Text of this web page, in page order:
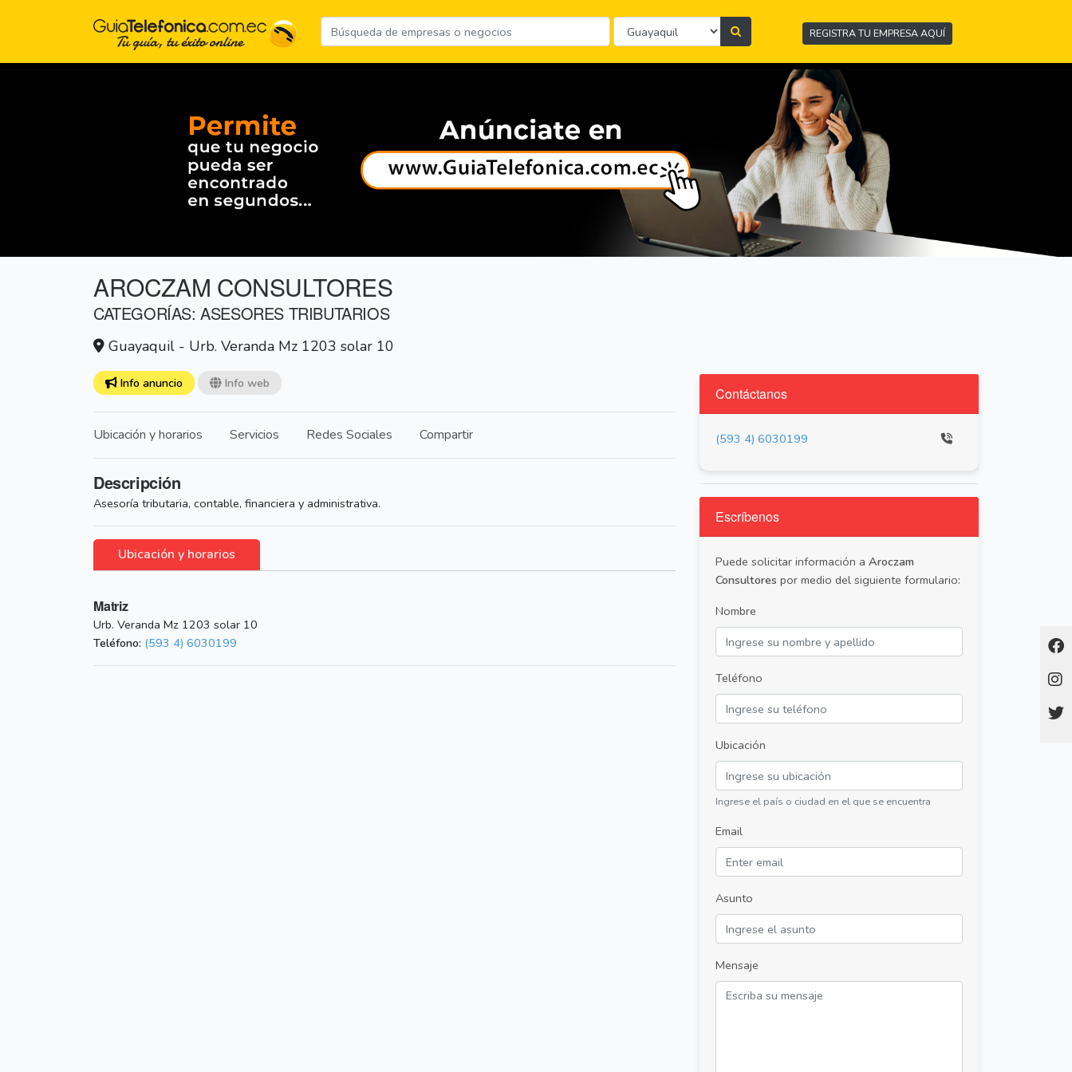
REGISTRA TU EMPRESA AQUÍ
AROCZAM CONSULTORES
CATEGORÍAS: ASESORES TRIBUTARIOS
Guayaquil - Urb. Veranda Mz 1203 solar 10
Info anuncio Info web
Ubicación y horarios Servicios Redes Sociales Compartir
Descripción
Asesoría tributaria, contable, financiera y administrativa.
Ubicación y horarios
Matriz
Urb. Veranda Mz 1203 solar 10
Teléfono: (593 4) 6030199
Contáctanos
(593 4) 6030199
Escríbenos
Puede solicitar información a Aroczam
Consultores por medio del siguiente formulario:
Nombre
Teléfono
Ubicación
Ingrese el país o ciudad en el que se encuentra
Email
Asunto
Mensaje